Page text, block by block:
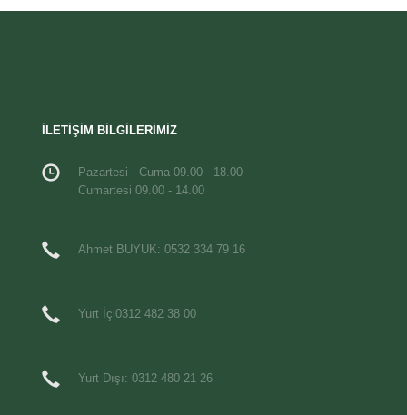
İLETİŞİM BİLGİLERİMİZ
Pazartesi - Cuma 09.00 - 18.00
Cumartesi 09.00 - 14.00
Ahmet BUYUK: 0532 334 79 16
Yurt İçi0312 482 38 00
Yurt Dışı: 0312 480 21 26